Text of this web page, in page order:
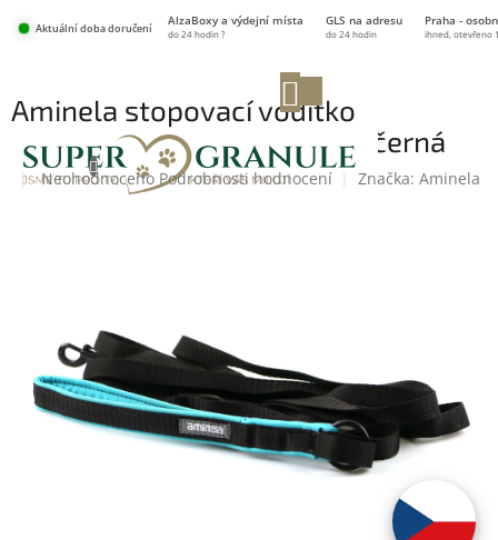
Aktuální doba doručení
AlzaBoxy a výdejní místa GLS na adresu Praha -
do 24 hodin ? do 24 hodin ihned, otevřeno
KOŠÍK
Aminela stopovací vodítko
Sport&City 10 m tyrkysová/černá
Průměrné
hvězdiček.
Neohodnoceno Podrobnosti hodnocení Značka: Aminela